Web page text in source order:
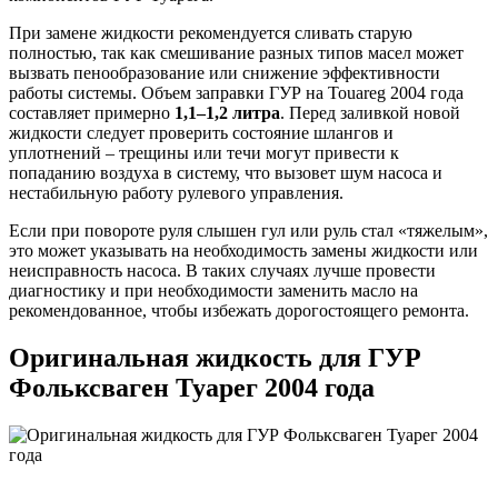
При замене жидкости рекомендуется сливать старую
полностью, так как смешивание разных типов масел может
вызвать пенообразование или снижение эффективности
работы системы. Объем заправки ГУР на Touareg 2004 года
составляет примерно 1,1–1,2 литра. Перед заливкой новой
жидкости следует проверить состояние шлангов и
уплотнений – трещины или течи могут привести к
попаданию воздуха в систему, что вызовет шум насоса и
нестабильную работу рулевого управления.
Если при повороте руля слышен гул или руль стал «тяжелым»,
это может указывать на необходимость замены жидкости или
неисправность насоса. В таких случаях лучше провести
диагностику и при необходимости заменить масло на
рекомендованное, чтобы избежать дорогостоящего ремонта.
Оригинальная жидкость для ГУР
Фольксваген Туарег 2004 года